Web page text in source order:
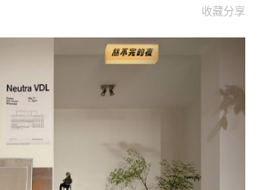
收藏分享